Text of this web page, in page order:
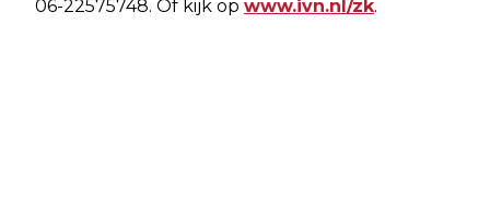
06-22575748. Of kijk op www.ivn.nl/zk.